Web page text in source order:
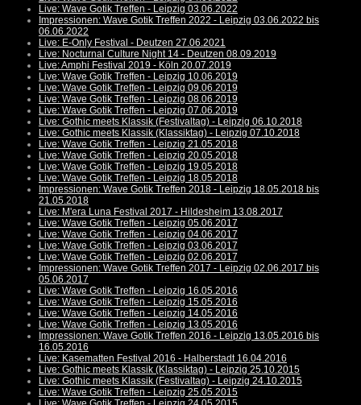
Live: Wave Gotik Treffen - Leipzig 03.06.2022
Impressionen: Wave Gotik Treffen 2022 - Leipzig 03.06.2022 bis
06.06.2022
Live: E-Only Festival - Deutzen 27.06.2021
Live: Nocturnal Culture Night 14 - Deutzen 08.09.2019
Live: Amphi Festival 2019 - Köln 20.07.2019
Live: Wave Gotik Treffen - Leipzig 10.06.2019
Live: Wave Gotik Treffen - Leipzig 09.06.2019
Live: Wave Gotik Treffen - Leipzig 08.06.2019
Live: Wave Gotik Treffen - Leipzig 07.06.2019
Live: Gothic meets Klassik (Festivaltag) - Leipzig 06.10.2018
Live: Gothic meets Klassik (Klassiktag) - Leipzig 07.10.2018
Live: Wave Gotik Treffen - Leipzig 21.05.2018
Live: Wave Gotik Treffen - Leipzig 20.05.2018
Live: Wave Gotik Treffen - Leipzig 19.05.2018
Live: Wave Gotik Treffen - Leipzig 18.05.2018
Impressionen: Wave Gotik Treffen 2018 - Leipzig 18.05.2018 bis
21.05.2018
Live: M'era Luna Festival 2017 - Hildesheim 13.08.2017
Live: Wave Gotik Treffen - Leipzig 05.06.2017
Live: Wave Gotik Treffen - Leipzig 04.06.2017
Live: Wave Gotik Treffen - Leipzig 03.06.2017
Live: Wave Gotik Treffen - Leipzig 02.06.2017
Impressionen: Wave Gotik Treffen 2017 - Leipzig 02.06.2017 bis
05.06.2017
Live: Wave Gotik Treffen - Leipzig 16.05.2016
Live: Wave Gotik Treffen - Leipzig 15.05.2016
Live: Wave Gotik Treffen - Leipzig 14.05.2016
Live: Wave Gotik Treffen - Leipzig 13.05.2016
Impressionen: Wave Gotik Treffen 2016 - Leipzig 13.05.2016 bis
16.05.2016
Live: Kasematten Festival 2016 - Halberstadt 16.04.2016
Live: Gothic meets Klassik (Klassiktag) - Leipzig 25.10.2015
Live: Gothic meets Klassik (Festivaltag) - Leipzig 24.10.2015
Live: Wave Gotik Treffen - Leipzig 25.05.2015